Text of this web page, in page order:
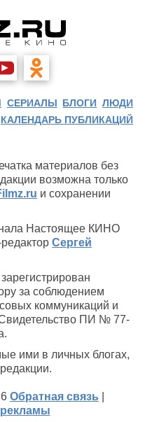
СЕРИАЛЫ БЛОГИ ЛЮДИ
КАЛЕНДАРЬ ПУБЛИКАЦИЙ
материалов без
возможна только
и сохранении
Настоящее КИНО
Сергей
за соблюдением
коммуникаций и
Свидетельство ПИ № 77-
ими в личных блогах,
Обратная связь